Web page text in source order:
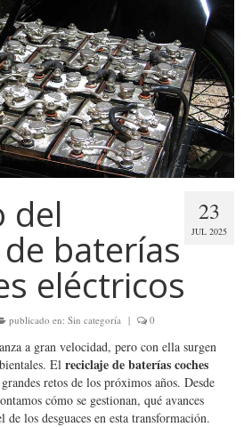
23
JUL 2025
del
baterías
eléctricos
publicado en: Sin categoría | 0
a gran velocidad, pero con ella surgen
El reciclaje de baterías coches
retos de los próximos años. Desde
cómo se gestionan, qué avances
de los desguaces en esta transformación.